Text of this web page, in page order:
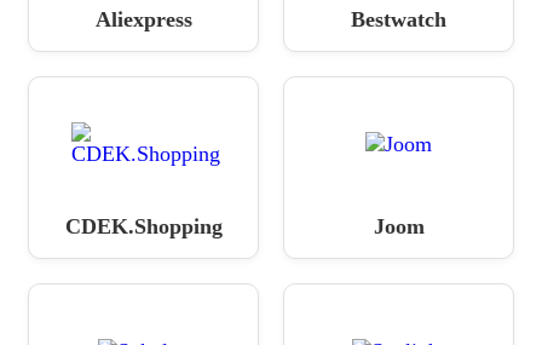
Aliexpress Bestwatch
CDEK.Shopping Joom